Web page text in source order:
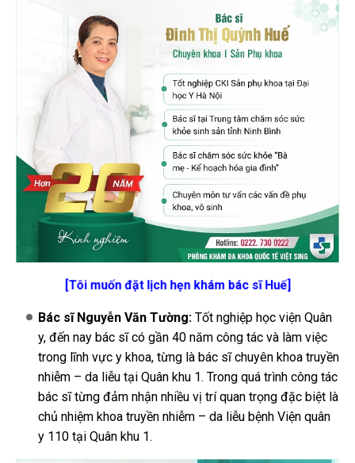
[Tôi muốn đặt lịch hẹn khám bác sĩ Huế]
Bác sĩ Nguyễn Văn Tường: Tốt nghiệp học viện Quân
y, đến nay bác sĩ có gần 40 năm công tác và làm việc
trong lĩnh vực y khoa, từng là bác sĩ chuyên khoa truyền
nhiễm – da liễu tại Quân khu 1. Trong quá trình công tác
bác sĩ từng đảm nhận nhiều vị trí quan trọng đặc biệt là
chủ nhiệm khoa truyền nhiễm – da liễu bệnh Viện quân
y 110 tại Quân khu 1.